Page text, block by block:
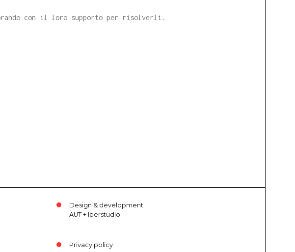
con il loro supporto per risolverli.
Design & development:
AUT+ Iperstudio
Privacy policy